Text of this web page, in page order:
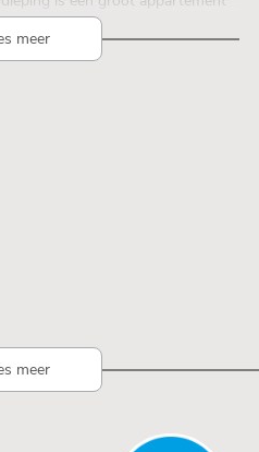
slaapbank, twee
Camping
sportveld, restaurant-bar-
meer.
meer
meer